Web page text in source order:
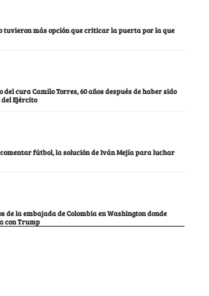
tuvieron más opción que criticar la puerta por la que
cura Camilo Torres, 60 años después de haber sido
Ejército
fútbol, la solución de Iván Mejía para luchar
de la embajada de Colombia en Washington donde
con Trump